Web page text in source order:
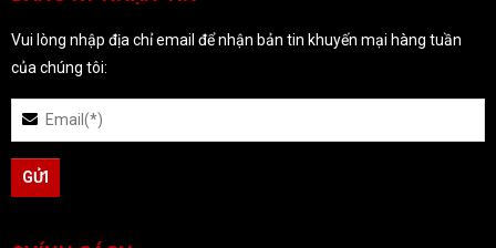
Vui lòng nhập địa chỉ email để nhận bản tin khuyến mại hàng tuần
của chúng tôi: